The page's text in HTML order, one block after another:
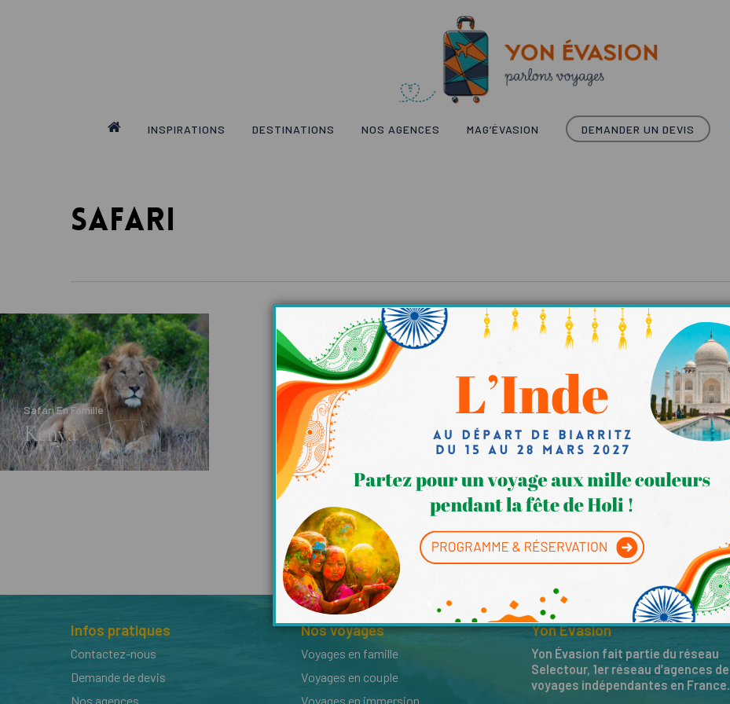
INSPIRATIONS DESTINATIONS NOS AGENCES MAG’ÉVASION DEMANDER UN DEVIS
SAFARI
Safari En Famille
Kenya
Infos pratiques
Contactez-nous
Demande de devis
Nos agences
Nos voyages
Voyages en famille
Voyages en couple
Voyages en immersion
Yon Évasion
Yon Évasion fait partie du réseau
Selectour, 1er réseau d’agences de
voyages indépendantes en France.